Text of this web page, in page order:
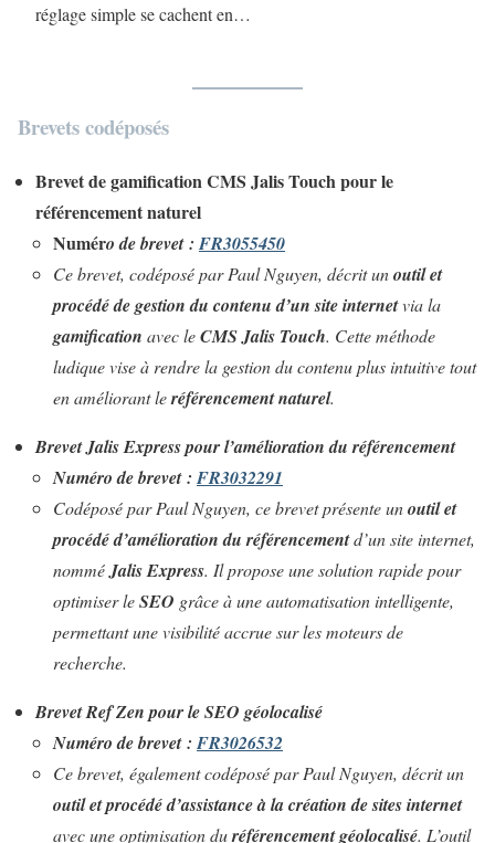
réglage simple se cachent en…
Brevets codéposés
Brevet de gamification CMS Jalis Touch pour le
référencement naturel
Numéro de brevet : FR3055450
Ce brevet, codéposé par Paul Nguyen, décrit unoutil et
procédé de gestion du contenu d’un site internetvia la
gamification avec leCMS Jalis Touch. Cette méthode
ludique vise à rendre la gestion du contenu plus intuitive tout
en améliorant leréférencement naturel.
Brevet Jalis Express pour l’amélioration du référencement
Numéro de brevet : FR3032291
Codéposé par Paul Nguyen, ce brevet présente unoutil et
procédé d’amélioration du référencementd’un site internet,
nomméJalis Express. Il propose une solution rapide pour
optimiser leSEO grâce à une automatisation intelligente,
permettant une visibilité accrue sur les moteurs de
recherche.
Brevet Ref Zen pour le SEO géolocalisé
Numéro de brevet : FR3026532
Ce brevet, également codéposé par Paul Nguyen, décrit un
outil et procédé d’assistance à la création de sites internet
avec une optimisation duréférencement géolocalisé. L’outil